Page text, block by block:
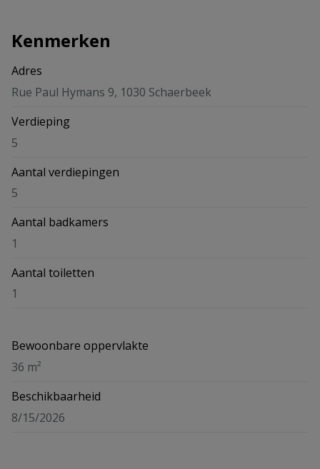
Kenmerken
Adres
Rue Paul Hymans 9, 1030 Schaerbeek
Verdieping
5
Aantal verdiepingen
5
Aantal badkamers
1
Aantal toiletten
1
Bewoonbare oppervlakte
36 m²
Beschikbaarheid
8/15/2026